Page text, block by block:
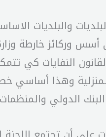
والبلديات
وركائز خارطة وزارة
النفايات كي
المنزلية وهذا
الدولي